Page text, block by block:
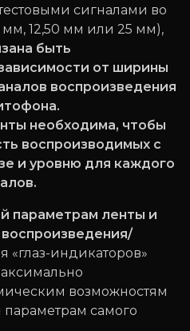
сигналами во
12,50 мм или 25 мм),
быть
от ширины
воспроизведения
необходима, чтобы
воспроизводимых с
и уровню для каждого
параметрам ленты и
«глаз-индикаторов»
возможностям
самого